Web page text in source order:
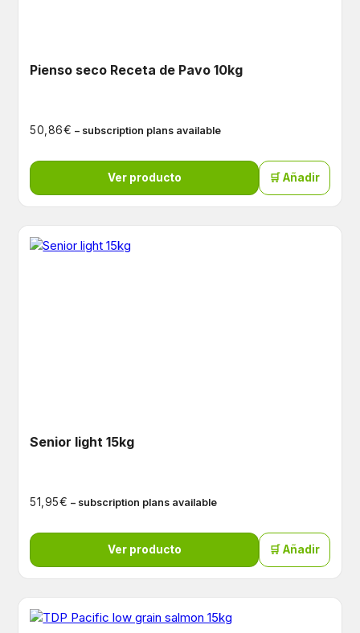
Pienso seco Receta de Pavo 10kg
50,86€ – subscription plans available
Ver producto 🛒 Añadir
Senior light 15kg
51,95€ – subscription plans available
Ver producto 🛒 Añadir